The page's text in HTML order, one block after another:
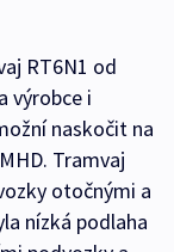
RT6N1 od
výrobce i
naskočit na
Tramvaj
otočnými a
nízká podlaha